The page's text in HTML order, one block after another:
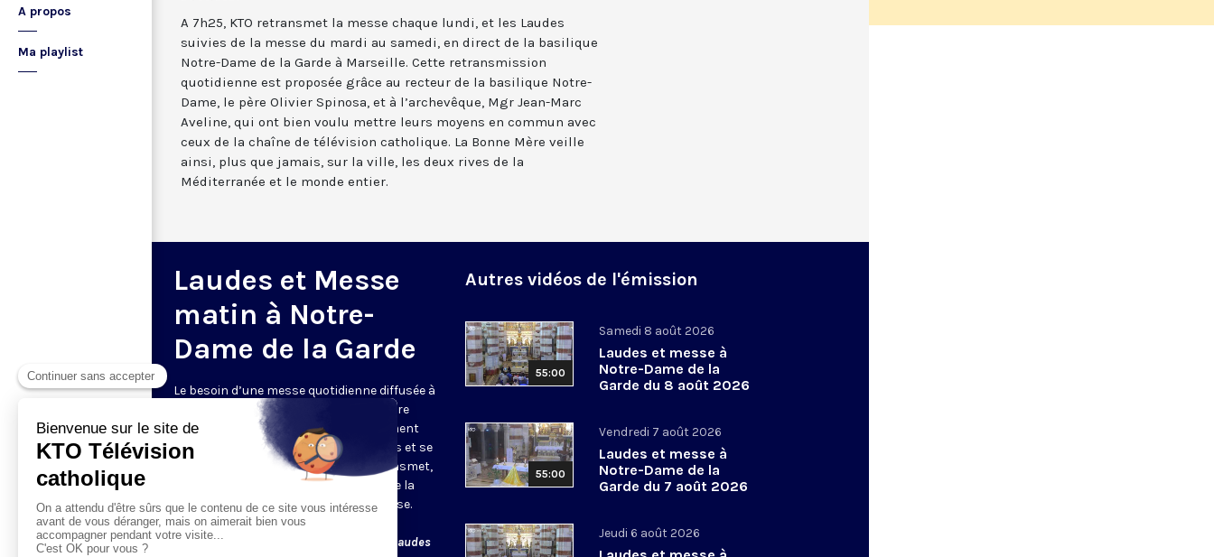
A propos
Ma playlist
A 7h25, KTO retransmet la messe chaque lundi, et les Laudes
suivies de la messe du mardi au samedi, en direct de la basilique
Notre-Dame de la Garde à Marseille. Cette retransmission
quotidienne est proposée grâce au recteur de la basilique Notre-
Dame, le père Olivier Spinosa, et à l’archevêque, Mgr Jean-Marc
Aveline, qui ont bien voulu mettre leurs moyens en commun avec
ceux de la chaîne de télévision catholique. La Bonne Mère veille
ainsi, plus que jamais, sur la ville, les deux rives de la
Méditerranée et le monde entier.
Laudes et Messe
matin à Notre-
Dame de la Garde
Le besoin d’une messe quotidienne diffusée à
la télévision a été exprimé d’une manière
encore plus forte pendant le confinement
dans de nombreux pays francophones et se
maintient depuis la reprise. KTO retransmet,
en direct de la basilique Notre-Dame de la
Garde, à Marseille, les laudes et la messe.
Le lundi à 7h25, la messe
Du mardi au samedi à 7h25, messe avec laudes
Autres vidéos de l'émission
55:00
Samedi 8 août 2026
Laudes et messe à
Notre-Dame de la
Garde du 8 août 2026
55:00
Vendredi 7 août 2026
Laudes et messe à
Notre-Dame de la
Garde du 7 août 2026
Jeudi 6 août 2026